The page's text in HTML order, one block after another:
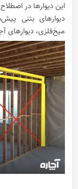
این دیوارها‌ در
دیوار‌های بتنی
میخ‌فلزی، دیوار‌های